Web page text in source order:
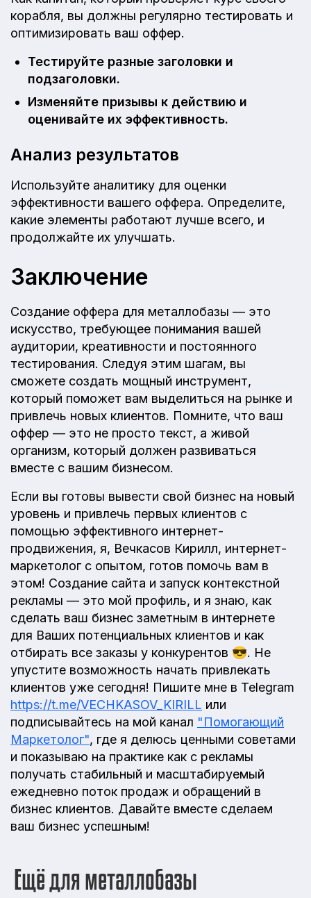
корабля, вы должны регулярно тестировать и
оптимизировать ваш оффер.
Тестируйте разные заголовки и
подзаголовки.
Изменяйте призывы к действию и
оценивайте их эффективность.
Анализ результатов
Используйте аналитику для оценки
эффективности вашего оффера. Определите,
какие элементы работают лучше всего, и
продолжайте их улучшать.
Заключение
Создание оффера для металлобазы — это
искусство, требующее понимания вашей
аудитории, креативности и постоянного
тестирования. Следуя этим шагам, вы
сможете создать мощный инструмент,
который поможет вам выделиться на рынке и
привлечь новых клиентов. Помните, что ваш
оффер — это не просто текст, а живой
организм, который должен развиваться
вместе с вашим бизнесом.
Если вы готовы вывести свой бизнес на новый
уровень и привлечь первых клиентов с
помощью эффективного интернет-
продвижения, я, Вечкасов Кирилл, интернет-
маркетолог с опытом, готов помочь вам в
этом! Создание сайта и запуск контекстной
рекламы — это мой профиль, и я знаю, как
сделать ваш бизнес заметным в интернете
для Ваших потенциальных клиентов и как
отбирать все заказы у конкурентов 😎. Не
упустите возможность начать привлекать
клиентов уже сегодня! Пишите мне в Telegram
https://t.me/VECHKASOV_KIRILL или
подписывайтесь на мой канал "Помогающий
Маркетолог", где я делюсь ценными советами
и показываю на практике как с рекламы
получать стабильный и масштабируемый
ежедневно поток продаж и обращений в
бизнес клиентов. Давайте вместе сделаем
ваш бизнес успешным!
Ещё для металлобазы